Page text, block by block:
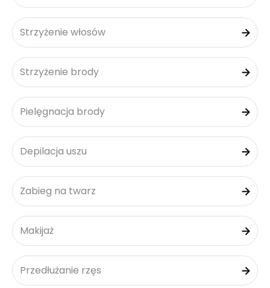
Strzyżenie włosów
Strzyżenie brody
Pielęgnacja brody
Depilacja uszu
Zabieg na twarz
Makijaż
Przedłużanie rzęs